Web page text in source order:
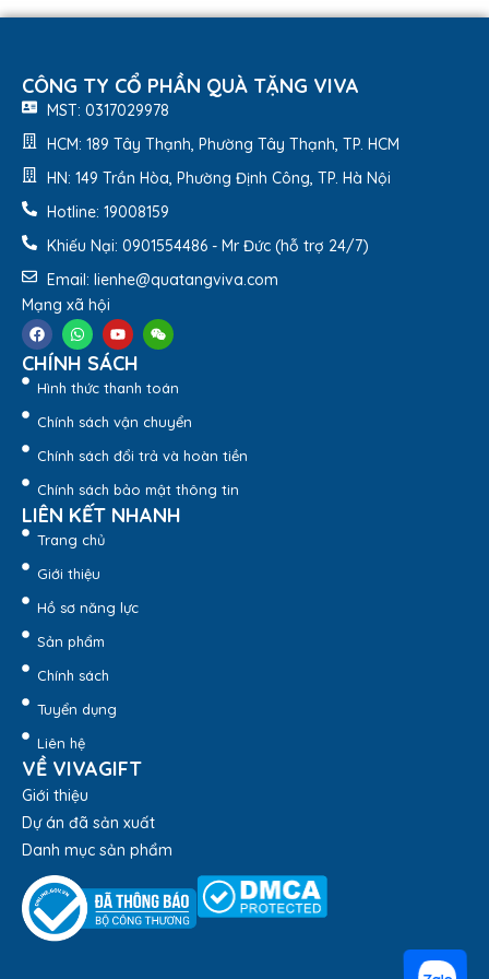
CÔNG TY CỔ PHẦN QUÀ TẶNG VIVA
MST: 0317029978
HCM: 189 Tây Thạnh, Phường Tây Thạnh, TP. HCM
HN: 149 Trần Hòa, Phường Định Công, TP. Hà Nội
Hotline: 19008159
Khiếu Nại: 0901554486 - Mr Đức (hỗ trợ 24/7)
Email: lienhe@quatangviva.com
Mạng xã hội
CHÍNH SÁCH
Hình thức thanh toán
Chính sách vận chuyển
Chính sách đổi trả và hoàn tiền
Chính sách bảo mật thông tin
LIÊN KẾT NHANH
Trang chủ
Giới thiệu
Hồ sơ năng lực
Sản phẩm
Chính sách
Tuyển dụng
Liên hệ
VỀ VIVAGIFT
Giới thiệu
Dự án đã sản xuất
Danh mục sản phẩm